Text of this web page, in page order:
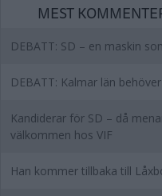
MEST
DEBATT: SD – en maskin
DEBATT: Kalmar län
Kandiderar för SD – då
välkommen hos VIF
Han kommer tillbaka till